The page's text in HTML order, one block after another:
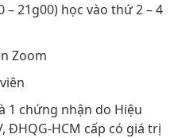
– 21g00) học vào thứ 2 – 4
Zoom
1 chứng nhận do Hiệu
ĐHQG-HCM cấp có giá trị